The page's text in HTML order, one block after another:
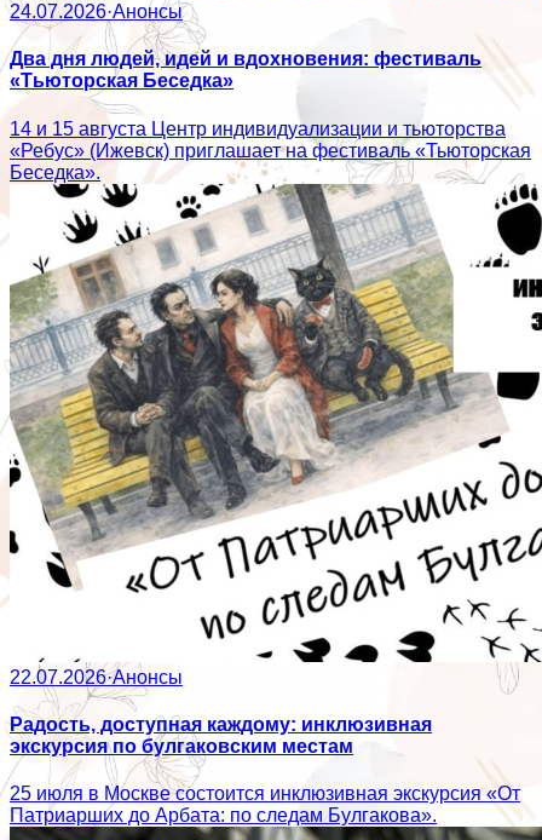
24.07.2026·Анонсы
Два дня людей, идей и вдохновения: фестиваль
«Тьюторская Беседка»
14 и 15 августа Центр индивидуализации и тьюторства
«Ребус» (Ижевск) приглашает на фестиваль «Тьюторская
Беседка».
22.07.2026·Анонсы
Радость, доступная каждому: инклюзивная
экскурсия по булгаковским местам
25 июля в Москве состоится инклюзивная экскурсия «От
Патриарших до Арбата: по следам Булгакова».